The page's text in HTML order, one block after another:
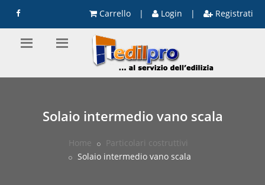
Carrello | Login | Registrati
Solaio intermedio vano scala
Home
Particolari costruttivi
Solaio intermedio vano scala